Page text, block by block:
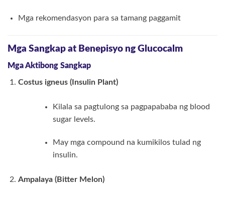
Mga rekomendasyon para sa tamang paggamit
Mga Sangkap at Benepisyo ng Glucocalm
Mga Aktibong Sangkap
Costus igneus (Insulin Plant)
Kilala sa pagtulong sa pagpapababa ng blood
sugar levels.
May mga compound na kumikilos tulad ng
insulin.
Ampalaya (Bitter Melon)